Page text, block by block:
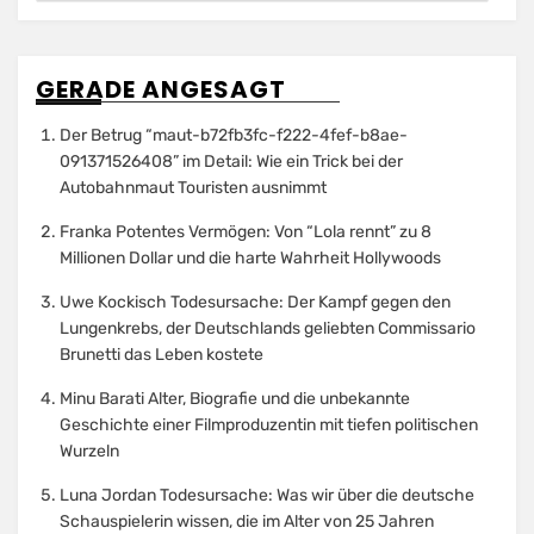
GERADE ANGESAGT
Der Betrug “maut-b72fb3fc-f222-4fef-b8ae-
091371526408” im Detail: Wie ein Trick bei der
Autobahnmaut Touristen ausnimmt
Franka Potentes Vermögen: Von “Lola rennt” zu 8
Millionen Dollar und die harte Wahrheit Hollywoods
Uwe Kockisch Todesursache: Der Kampf gegen den
Lungenkrebs, der Deutschlands geliebten Commissario
Brunetti das Leben kostete
Minu Barati Alter, Biografie und die unbekannte
Geschichte einer Filmproduzentin mit tiefen politischen
Wurzeln
Luna Jordan Todesursache: Was wir über die deutsche
Schauspielerin wissen, die im Alter von 25 Jahren